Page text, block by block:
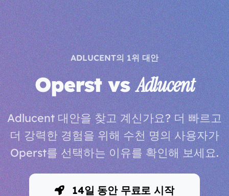
ADLUCENT의 1위 대안
Operst vsAdlucent
Adlucent 대안을 찾고 계신가요? 더 빠르고
더 강력한 경험을 위해 수천 명의 사용자가
Operst를 선택하는 이유를 확인해 보세요.
14일 동안 무료로 시작